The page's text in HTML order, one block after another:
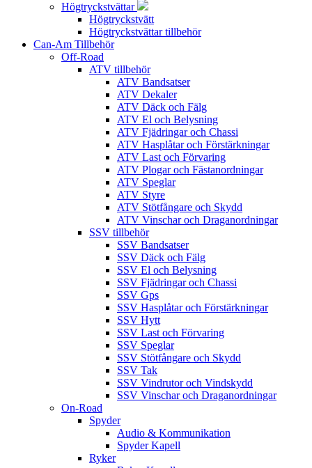
Högtryckstvättar
Högtryckstvätt
Högtryckstvättar tillbehör
Can-Am Tillbehör
Off-Road
ATV tillbehör
ATV Bandsatser
ATV Dekaler
ATV Däck och Fälg
ATV El och Belysning
ATV Fjädringar och Chassi
ATV Hasplåtar och Förstärkningar
ATV Last och Förvaring
ATV Plogar och Fästanordningar
ATV Speglar
ATV Styre
ATV Stötfångare och Skydd
ATV Vinschar och Draganordningar
SSV tillbehör
SSV Bandsatser
SSV Däck och Fälg
SSV El och Belysning
SSV Fjädringar och Chassi
SSV Gps
SSV Hasplåtar och Förstärkningar
SSV Hytt
SSV Last och Förvaring
SSV Speglar
SSV Stötfångare och Skydd
SSV Tak
SSV Vindrutor och Vindskydd
SSV Vinschar och Draganordningar
On-Road
Spyder
Audio & Kommunikation
Spyder Kapell
Ryker